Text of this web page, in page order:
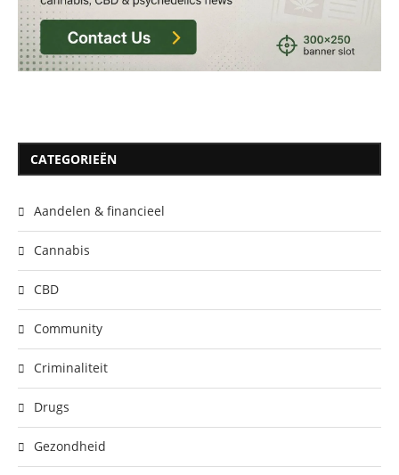
CATEGORIEËN
Aandelen & financieel
Cannabis
CBD
Community
Criminaliteit
Drugs
Gezondheid